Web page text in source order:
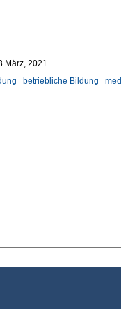
März, 2021
betriebliche Bildung